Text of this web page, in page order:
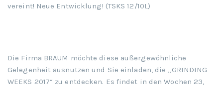
vereint! Neue Entwicklung! (TSKS 12/10L)
Die Firma BRAUM möchte diese außergewöhnliche
Gelegenheit ausnutzen und Sie einladen, die „GRINDING
WEEKS 2017“ zu entdecken. Es findet in den Wochen 23,